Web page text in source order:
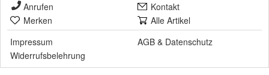
Anrufen
Kontakt
Merken
Alle Artikel
Impressum
AGB & Datenschutz
Widerrufsbelehrung